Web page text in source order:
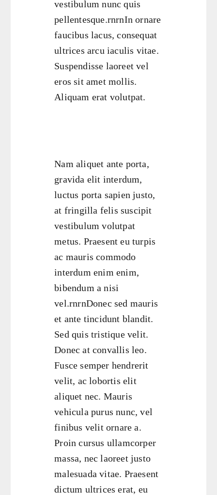
vestibulum nunc quis
pellentesque.rnrnIn ornare
faucibus lacus, consequat
ultrices arcu iaculis vitae.
Suspendisse laoreet vel
eros sit amet mollis.
Aliquam erat volutpat.
Nam aliquet ante porta,
gravida elit interdum,
luctus porta sapien justo,
at fringilla felis suscipit
vestibulum volutpat
metus. Praesent eu turpis
ac mauris commodo
interdum enim enim,
bibendum a nisi
vel.rnrnDonec sed mauris
et ante tincidunt blandit.
Sed quis tristique velit.
Donec at convallis leo.
Fusce semper hendrerit
velit, ac lobortis elit
aliquet nec. Mauris
vehicula purus nunc, vel
finibus velit ornare a.
Proin cursus ullamcorper
massa, nec laoreet justo
malesuada vitae. Praesent
dictum ultrices erat, eu